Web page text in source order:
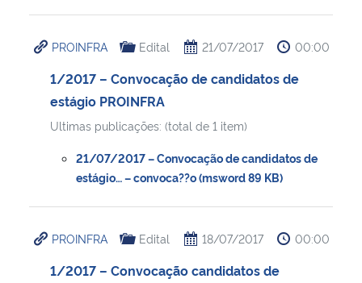
Ministério do Turismo
Ministério do Desenvolvimento Regional
Controladoria-Geral da União
Ministério da Mulher, da Família e dos Direitos Humanos
PROINFRA Edital 21/07/2017 00:00
1/2017 – Convocação de candidatos de
estágio PROINFRA
Ultimas publicações: (total de 1 item)
21/07/2017 – Convocação de candidatos de
estágio… – convoca??o (msword 89 KB)
PROINFRA Edital 18/07/2017 00:00
1/2017 – Convocação candidatos de